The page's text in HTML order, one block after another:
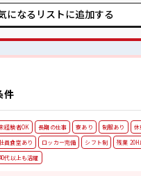
見！ 髪型・髪色自由な職場です♪ 個人
！ 荷物が多めの方も安心ですね♪ 車通
になるリストに追加する
件
経験者OK 長期の仕事 寮あり 制服あり
休
員食堂あり
ロッカー完備 シフト制
残業 20H
代以上も活躍